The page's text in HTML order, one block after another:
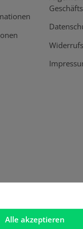
Alle akzeptieren